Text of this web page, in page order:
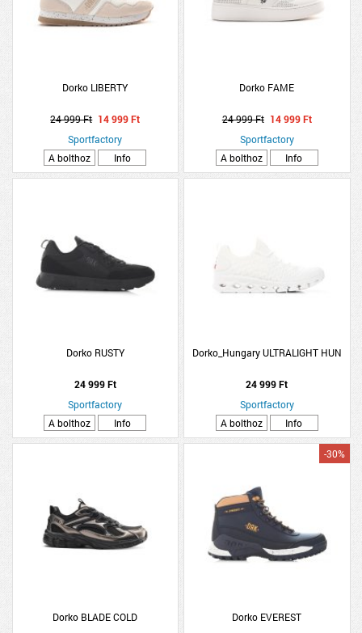
Dorko LIBERTY
24 999 Ft 14 999 Ft
Sportfactory
A bolthoz
Info
Dorko FAME
24 999 Ft 14 999 Ft
Sportfactory
A bolthoz
Info
Dorko RUSTY
24 999 Ft
Sportfactory
A bolthoz
Info
Dorko_Hungary ULTRALIGHT HUN
24 999 Ft
Sportfactory
A bolthoz
Info
Dorko BLADE COLD Dorko EVEREST
-30%